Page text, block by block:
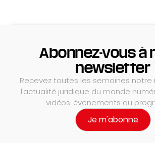
Abonnez-vous à
newsletter
Recevez toutes les semaines notre
l’actualité juridique du monde
vidéos, évenements au
Je m'abonne